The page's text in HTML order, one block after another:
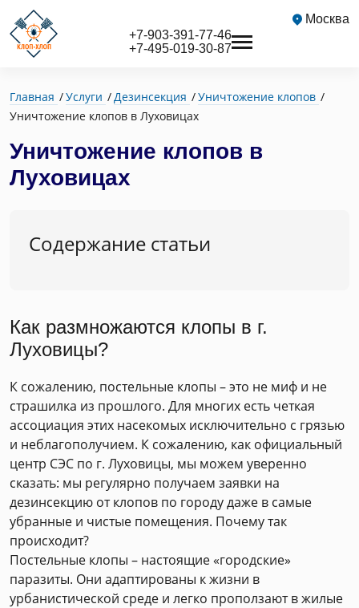
Москва
+7-903-391-77-46
+7-495-019-30-87
Главная Услуги Дезинсекция
Уничтожение клопов
Уничтожение клопов в Луховицах
Уничтожение клопов в
Луховицах
Содержание статьи
Как размножаются клопы в г.
Луховицы?
К сожалению, постельные клопы – это не миф и не
страшилка из прошлого. Для многих есть четкая
ассоциация этих насекомых исключительно с грязью
и неблагополучием. К сожалению, как официальный
центр СЭС по г. Луховицы, мы можем уверенно
сказать: мы регулярно получаем заявки на
дезинсекцию от клопов по городу даже в самые
убранные и чистые помещения. Почему так
происходит?
Постельные клопы – настоящие «городские»
паразиты. Они адаптированы к жизни в
урбанистической среде и легко проползают в жилые